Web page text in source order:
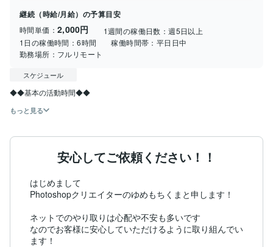
継続（時給/月給）の予算目安
時間単価： 2,000円 1週間の稼働日数：週5日以上
1日の稼働時間：6時間 稼働時間帯： 平日日中
勤務場所： フルリモート
スケジュール
◆◆基本の活動時間◆◆
もっと見る
安心してご依頼ください！！
はじめまして
Photoshopクリエイターのゆめもちくまと申します！
ネットでのやり取りは心配や不安も多いです
なのでお客様に安心していただけるように取り組んでい
ます！